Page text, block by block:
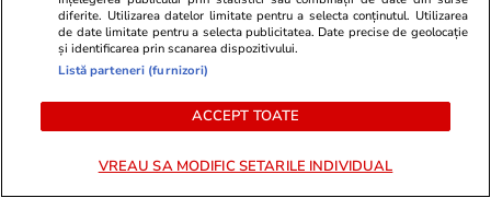
Știri România 20 iul.
Nivelul Dunării a scăzut
dramatic la Rasova, însă
autoritățile dau asigurări că
populația nu va rămâne fără
diferite. Utilizarea datelor limitate pentru a selecta conținutul. Utilizarea
de date limitate pentru a selecta publicitatea. Date precise de geolocație
și identificarea prin scanarea dispozitivului.
Listă parteneri (furnizori)
ACCEPT TOATE
VREAU SA MODIFIC SETARILE INDIVIDUAL